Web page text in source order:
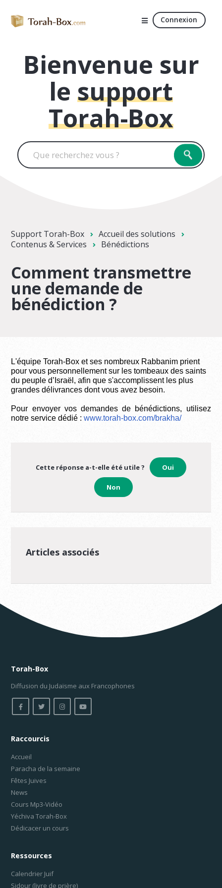
Connexion
Bienvenue sur
le support
Torah-Box
Support Torah-Box
Accueil des solutions
Contenus & Services
Bénédictions
Comment transmettre
une demande de
bénédiction ?
L'équipe Torah-Box et ses nombreux Rabbanim prient
pour vous personnellement sur les tombeaux des saints
du peuple d’Israël, afin que s'accomplissent les plus
grandes délivrances dont vous avez besoin.
Pour envoyer vos demandes de bénédictions, utilisez
notre service dédié :www.torah-box.com/brakha/
Cette réponse a-t-elle été utile ? Oui
Non
Articles associés
Torah-Box
Diffusion du Judaïsme aux Francophones
Raccourcis
Accueil
Paracha de la semaine
Fêtes Juives
News
Cours Mp3-Vidéo
Yéchiva Torah-Box
Dédicacer un cours
Ressources
Calendrier Juif
Sidour (livre de prière)